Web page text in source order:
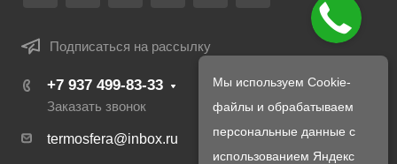
Подписаться на рассылку
+7 937 499-83-33
Заказать звонок
termosfera@inbox.ru
Мы используем Cookie-
файлы и обрабатываем
персональные данные с
использованием Яндекс